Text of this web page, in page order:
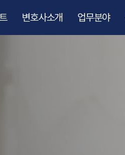
변호사소개 업무분야